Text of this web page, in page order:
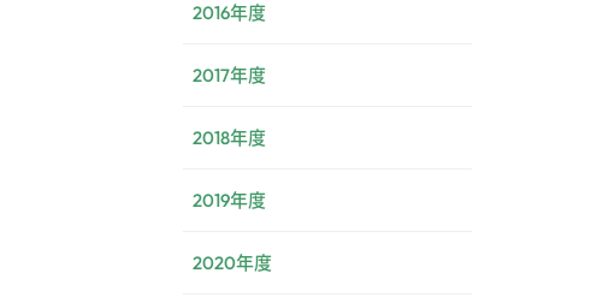
2016年度
2017年度
2018年度
2019年度
2020年度